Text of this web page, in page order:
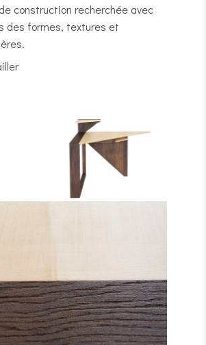
construction recherchée avec
des formes, textures et